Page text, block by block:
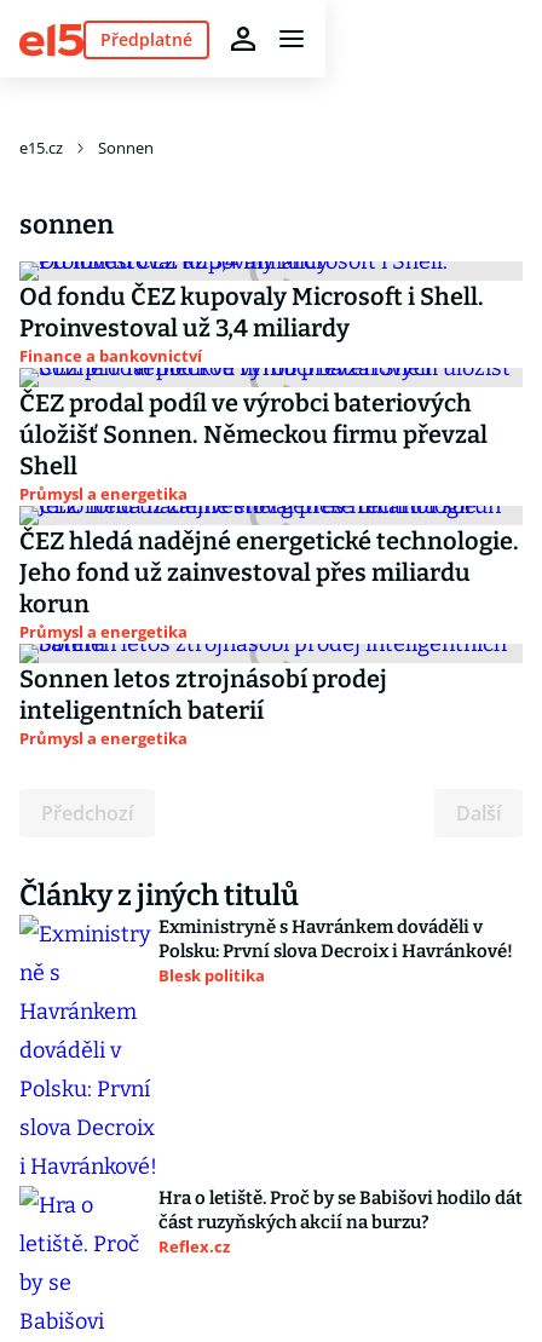
Předplatné
e15.cz Sonnen
sonnen
Od fondu ČEZ kupovaly Microsoft i Shell.
Proinvestoval už 3,4 miliardy
Finance a bankovnictví
ČEZ prodal podíl ve výrobci bateriových
úložišť Sonnen. Německou firmu převzal
Shell
Průmysl a energetika
ČEZ hledá nadějné energetické technologie.
Jeho fond už zainvestoval přes miliardu
korun
Průmysl a energetika
Sonnen letos ztrojnásobí prodej
inteligentních baterií
Průmysl a energetika
Předchozí Další
Články z jiných titulů
Exministryně s Havránkem dováděli v
Polsku: První slova Decroix i Havránkové!
Blesk politika
Hra o letiště. Proč by se Babišovi hodilo dát
část ruzyňských akcií na burzu?
Reflex.cz